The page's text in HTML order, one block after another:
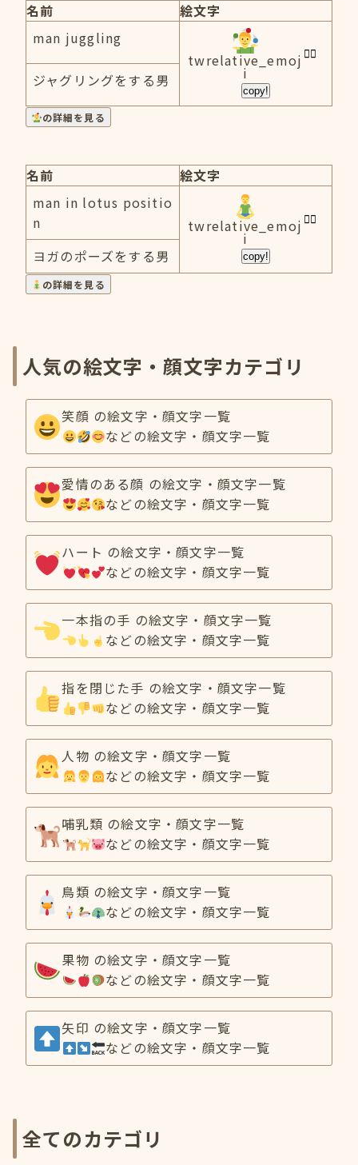
名前
絵文字
man juggling
twrelative_emoj
i
copy!
ジャグリングをする男
の詳細を見る
名前
絵文字
man in lotus positio
n
twrelative_emoj
i
copy!
ヨガのポーズをする男
の詳細を見る
人気の絵文字・顔文字カテゴリ
笑顔 の絵文字・顔文字一覧
などの絵文字・顔文字一覧
愛情のある顔 の絵文字・顔文字一覧
などの絵文字・顔文字一覧
ハート の絵文字・顔文字一覧
などの絵文字・顔文字一覧
一本指の手 の絵文字・顔文字一覧
などの絵文字・顔文字一覧
指を閉じた手 の絵文字・顔文字一覧
などの絵文字・顔文字一覧
人物 の絵文字・顔文字一覧
などの絵文字・顔文字一覧
哺乳類 の絵文字・顔文字一覧
などの絵文字・顔文字一覧
鳥類 の絵文字・顔文字一覧
などの絵文字・顔文字一覧
果物 の絵文字・顔文字一覧
などの絵文字・顔文字一覧
矢印 の絵文字・顔文字一覧
などの絵文字・顔文字一覧
全てのカテゴリ